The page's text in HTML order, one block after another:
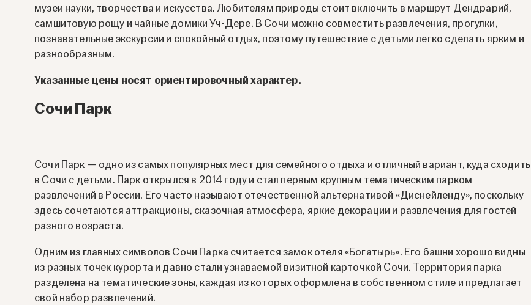
музеи науки, творчества и искусства. Любителям природы стоит включить в маршрут Дендрарий,
самшитовую рощу и чайные домики Уч-Дере. В Сочи можно совместить развлечения, прогулки,
познавательные экскурсии и спокойный отдых, поэтому путешествие с детьми легко сделать ярким и
разнообразным.
Указанные цены носят ориентировочный характер.
Сочи Парк
Сочи Парк — одно из самых популярных мест для семейного отдыха и отличный вариант, куда сходить
в Сочи с детьми. Парк открылся в 2014 году и стал первым крупным тематическим парком
развлечений в России. Его часто называют отечественной альтернативой «Диснейленду», поскольку
здесь сочетаются аттракционы, сказочная атмосфера, яркие декорации и развлечения для гостей
разного возраста.
Одним из главных символов Сочи Парка считается замок отеля «Богатырь». Его башни хорошо видны
из разных точек курорта и давно стали узнаваемой визитной карточкой Сочи. Территория парка
разделена на тематические зоны, каждая из которых оформлена в собственном стиле и предлагает
свой набор развлечений.